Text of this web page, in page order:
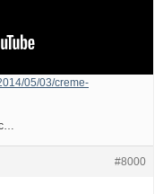
05/03/creme-
#8000